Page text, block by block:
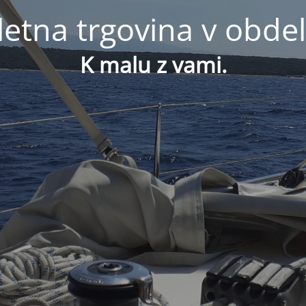
trgovina v
K malu z vami.